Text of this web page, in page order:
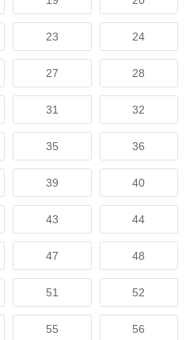
23 24
27 28
31 32
35 36
39 40
43 44
47 48
51 52
55 56